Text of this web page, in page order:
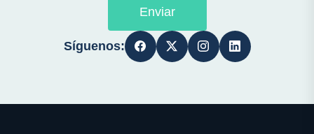
Enviar
Síguenos: